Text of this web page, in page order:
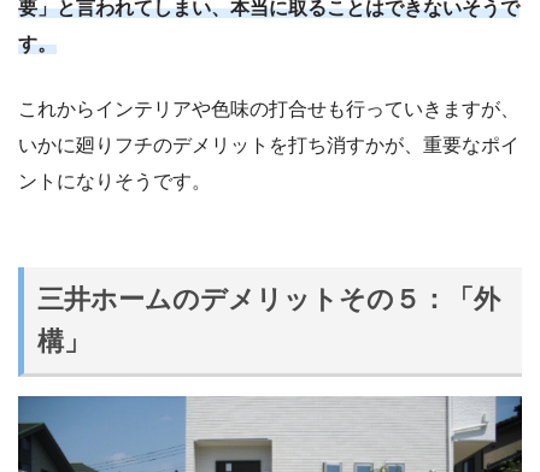
要」と言われてしまい、本当に取ることはできないそうで
す。
これからインテリアや色味の打合せも行っていきますが、
いかに廻りフチのデメリットを打ち消すかが、重要なポイ
ントになりそうです。
三井ホームのデメリットその５：「外
構」